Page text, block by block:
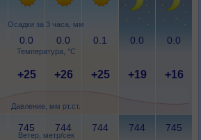
Осадки за 3 часа, мм
Температура, °C
Давление, мм рт.ст.
Ветер, метр/сек
0.0 0.0 0.1 0.0 0.0
+25 +26 +25 +19 +16
745 744 744 744 745